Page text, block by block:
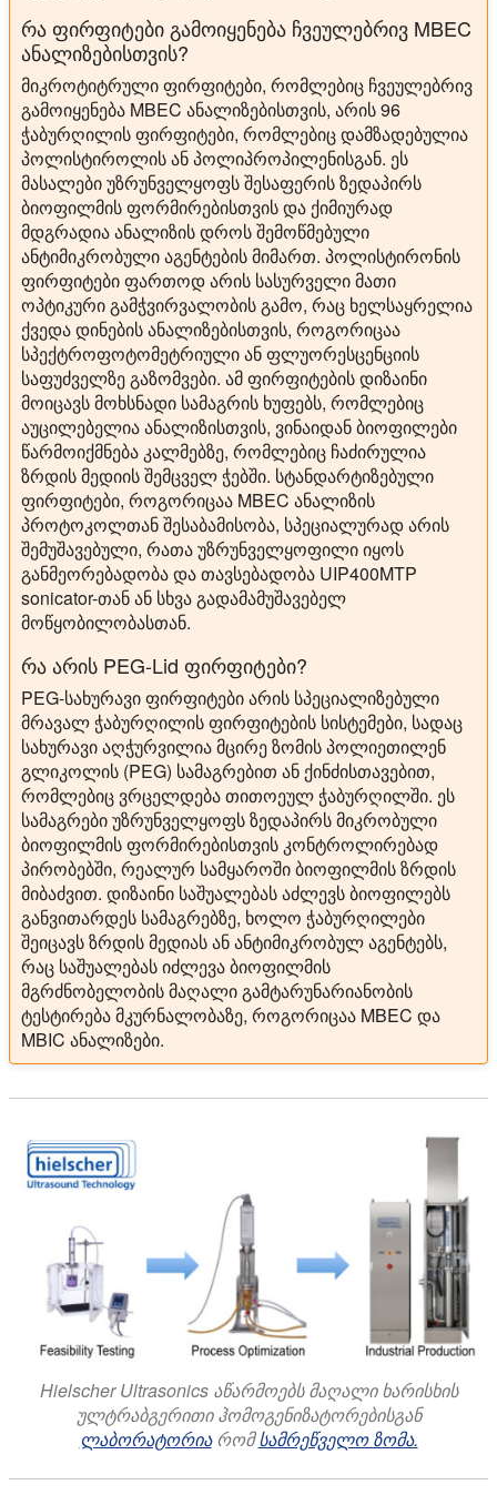
რა ფირფიტები გამოიყენება ჩვეულებრივ MBEC
ანალიზებისთვის?
მიკროტიტრული ფირფიტები, რომლებიც ჩვეულებრივ
გამოიყენება MBEC ანალიზებისთვის, არის 96
ჭაბურღილის ფირფიტები, რომლებიც დამზადებულია
პოლისტიროლის ან პოლიპროპილენისგან. ეს
მასალები უზრუნველყოფს შესაფერის ზედაპირს
ბიოფილმის ფორმირებისთვის და ქიმიურად
მდგრადია ანალიზის დროს შემოწმებული
ანტიმიკრობული აგენტების მიმართ. პოლისტირონის
ფირფიტები ფართოდ არის სასურველი მათი
ოპტიკური გამჭვირვალობის გამო, რაც ხელსაყრელია
ქვედა დინების ანალიზებისთვის, როგორიცაა
სპექტროფოტომეტრიული ან ფლუორესცენციის
საფუძველზე გაზომვები. ამ ფირფიტების დიზაინი
მოიცავს მოხსნადი სამაგრის ხუფებს, რომლებიც
აუცილებელია ანალიზისთვის, ვინაიდან ბიოფილები
წარმოიქმნება კალმებზე, რომლებიც ჩაძირულია
ზრდის მედიის შემცველ ჭებში. სტანდარტიზებული
ფირფიტები, როგორიცაა MBEC ანალიზის
პროტოკოლთან შესაბამისობა, სპეციალურად არის
შემუშავებული, რათა უზრუნველყოფილი იყოს
განმეორებადობა და თავსებადობა UIP400MTP
sonicator-თან ან სხვა გადამამუშავებელ
მოწყობილობასთან.
რა არის PEG-Lid ფირფიტები?
PEG-სახურავი ფირფიტები არის სპეციალიზებული
მრავალ ჭაბურღილის ფირფიტების სისტემები, სადაც
სახურავი აღჭურვილია მცირე ზომის პოლიეთილენ
გლიკოლის (PEG) სამაგრებით ან ქინძისთავებით,
რომლებიც ვრცელდება თითოეულ ჭაბურღილში. ეს
სამაგრები უზრუნველყოფს ზედაპირს მიკრობული
ბიოფილმის ფორმირებისთვის კონტროლირებად
პირობებში, რეალურ სამყაროში ბიოფილმის ზრდის
მიბაძვით. დიზაინი საშუალებას აძლევს ბიოფილებს
განვითარდეს სამაგრებზე, ხოლო ჭაბურღილები
შეიცავს ზრდის მედიას ან ანტიმიკრობულ აგენტებს,
რაც საშუალებას იძლევა ბიოფილმის
მგრძნობელობის მაღალი გამტარუნარიანობის
ტესტირება მკურნალობაზე, როგორიცაა MBEC და
MBIC ანალიზები.
Hielscher Ultrasonics აწარმოებს მაღალი ხარისხის
ულტრაბგერითი ჰომოგენიზატორებისგან
ლაბორატორიარომსამრეწველო ზომა.